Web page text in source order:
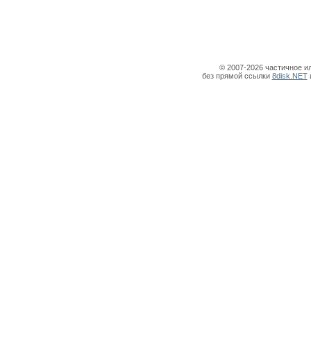
© 2007-2026 частичное
без прямой ссылки 8disk.NET